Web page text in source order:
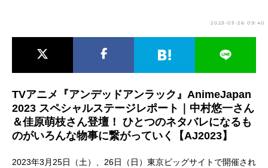
男性声優/女性声優一覧
2023-03-26 09:40
TVアニメ『アンデッドアンラック』AnimeJapan
2023 スペシャルステージレポート｜中村悠一さん
＆佳原萌枝さん登壇！ ひとつのネタバレになるも
のがいろんな物事に繋がっていく【AJ2023】
2023年3月25日（土）、26日（日）東京ビッグサイトで開催され